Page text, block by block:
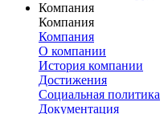
Компания
Компания
Компания
О компании
История компании
Достижения
Социальная политика
Документация